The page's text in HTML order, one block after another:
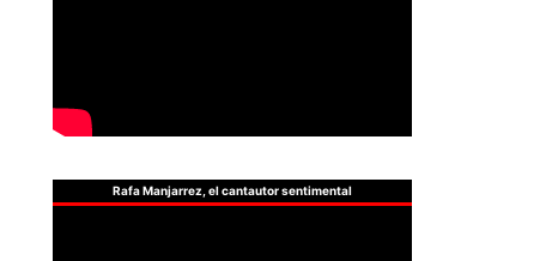
Rafa Manjarrez, el cantautor sentimental